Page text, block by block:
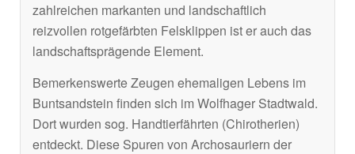
zahlreichen markanten und landschaftlich
reizvollen rotgefärbten Felsklippen ist er auch das
landschaftsprägende Element.
Bemerkenswerte Zeugen ehemaligen Lebens im
Buntsandstein finden sich im Wolfhager Stadtwald.
Dort wurden sog. Handtierfährten (Chirotherien)
entdeckt. Diese Spuren von Archosauriern der